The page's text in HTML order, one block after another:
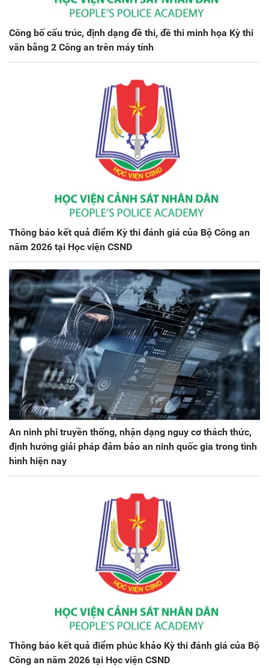
Công bố cấu trúc, định dạng đề thi, đề thi minh họa Kỳ thi
văn bằng 2 Công an trên máy tính
Thông báo kết quả điểm Kỳ thi đánh giá của Bộ Công an
năm 2026 tại Học viện CSND
An ninh phi truyền thống, nhận dạng nguy cơ thách thức,
định hướng giải pháp đảm bảo an ninh quốc gia trong tình
hình hiện nay
Thông báo kết quả điểm phúc khảo Kỳ thi đánh giá của Bộ
Công an năm 2026 tại Học viện CSND